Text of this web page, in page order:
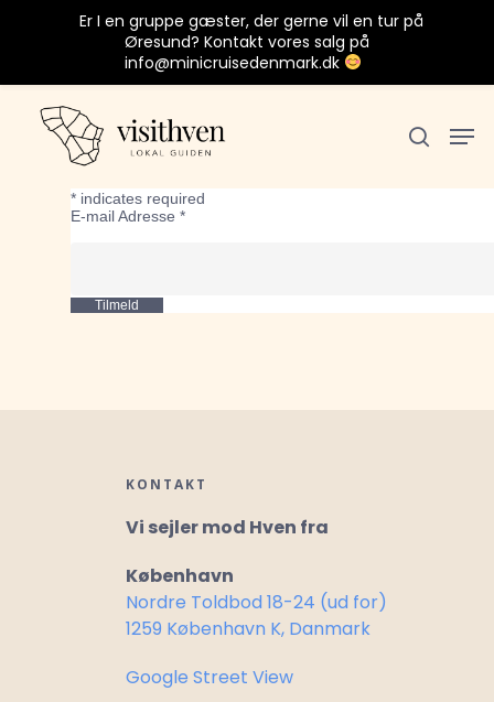
Tryk Enter for at søge eller ESC for at
Tilmeld nyheder fra Hven
* indicates required
E-mail Adresse *
KONTAKT
Vi sejler mod Hven fra
København
Nordre Toldbod 18-24 (ud for)
1259 København K, Danmark
Google Street View
Er I en gruppe gæster, der gerne vil en tur på
Øresund? Kontakt vores salg på
info@minicruisedenmark.dk